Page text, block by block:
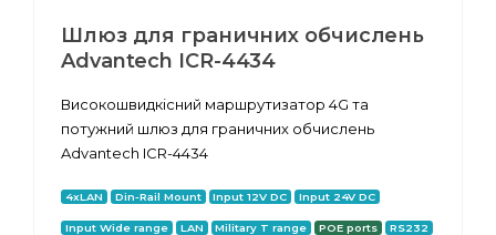
Шлюз для граничних обчислень
Advantech ICR-4434
Високошвидкісний маршрутизатор 4G та
потужний шлюз для граничних обчислень
Advantech ICR-4434
4xLAN Din-Rail Mount Input 12V DC Input 24V DC
Input Wide range LAN Military T range POE ports RS232